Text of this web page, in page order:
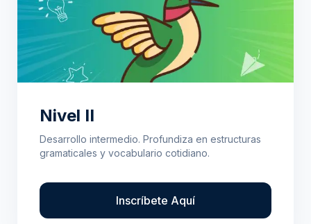
Nivel II
Desarrollo intermedio. Profundiza en estructuras
gramaticales y vocabulario cotidiano.
Inscríbete Aquí